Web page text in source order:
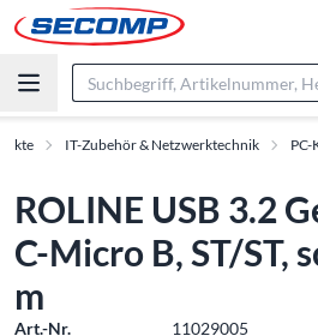
IT-Zubehör & Netzwerktechnik PC-
ROLINE USB 3.2
C-Micro B, ST/ST,
m
Art.-Nr.
11029005